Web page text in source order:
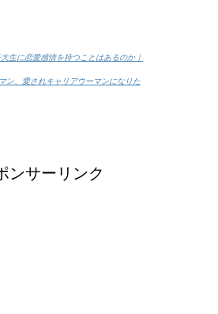
生に恋愛感情を持つことはあるのか｜
ン、愛されキャリアウーマンになりた
ンサーリンク